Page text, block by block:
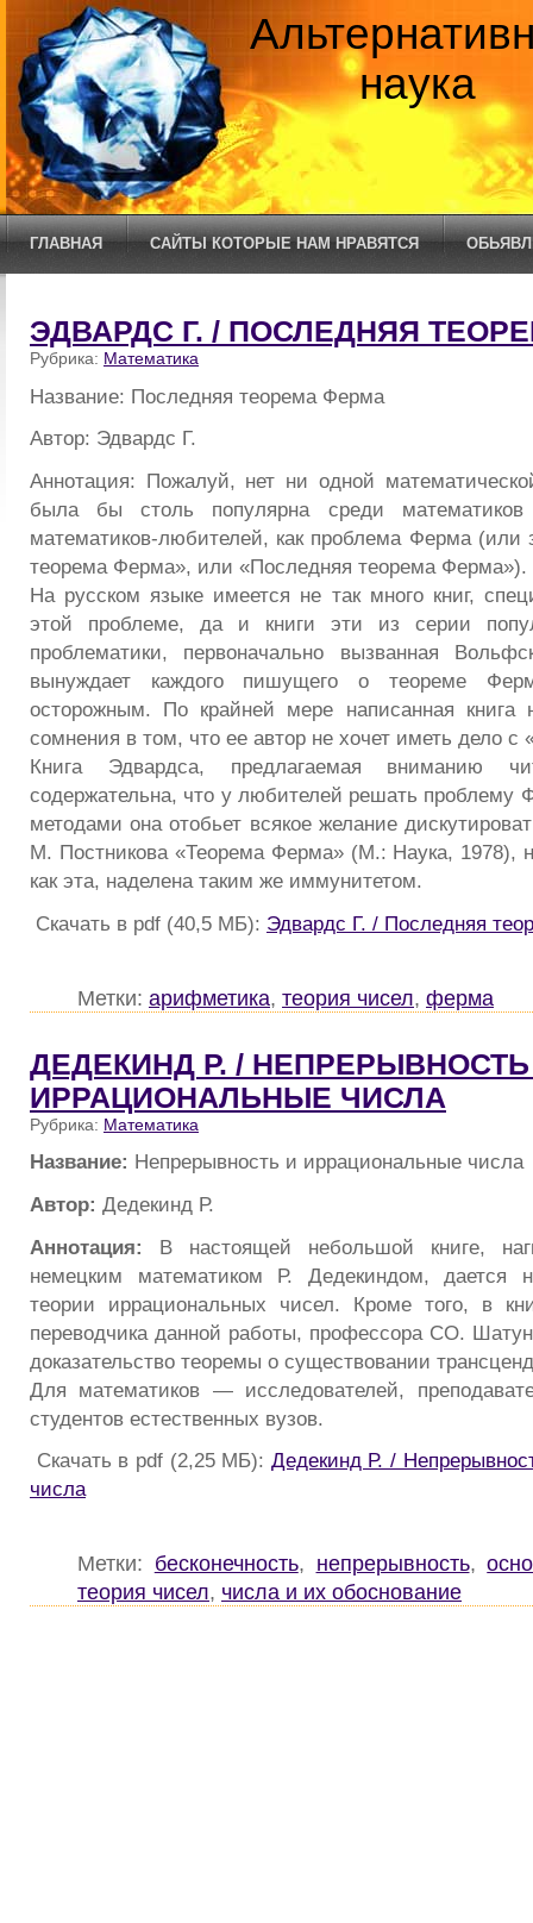
наука
ГЛАВНАЯ САЙТЫ КОТОРЫЕ НАМ НРАВЯТСЯ
ЭДВАРДС Г. / ПОСЛЕДНЯЯ
Рубрика: Математика
Название: Последняя теорема Ферма
Автор: Эдвардс Г.
Аннотация: Пожалуй, нет ни одной
была бы столь популярна среди
математиков-любителей, как проблема Ферма (или
теорема Ферма», или «Последняя теорема Ферма»).
На русском языке имеется не так много книг,
этой проблеме, да и книги эти из серии
проблематики, первоначально вызванная
вынуждает каждого пишущего о теореме
осторожным. По крайней мере написанная книга
сомнения в том, что ее автор не хочет иметь дело
Книга Эдвардса, предлагаемая вниманию
содержательна, что у любителей решать
методами она отобьет всякое желание
М. Постникова «Теорема Ферма» (М.: Наука, 1978),
как эта, наделена таким же иммунитетом.
Скачать в pdf (40,5 МБ): Эдвардс Г. / Последняя
Метки: арифметика, теория чисел, ферма
ДЕДЕКИНД Р. /
ИРРАЦИОНАЛЬНЫЕ ЧИСЛА
Рубрика: Математика
Название: Непрерывность и иррациональные числа
Автор: Дедекинд Р.
Аннотация: В настоящей небольшой книге,
немецким математиком Р. Дедекиндом, дается
теории иррациональных чисел. Кроме того, в
переводчика данной работы, профессора СО.
доказательство теоремы о существовании
Для математиков — исследователей,
студентов естественных вузов.
Скачать в pdf (2,25 МБ): Дедекинд Р. /
числа
Метки: бесконечность, непрерывность,
теория чисел, числа и их обоснование